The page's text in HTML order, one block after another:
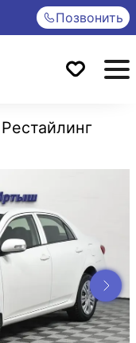
Позвонить